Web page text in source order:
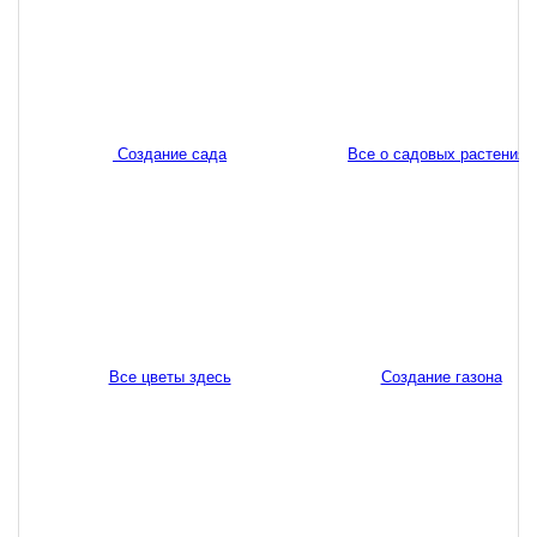
Создание сада Все о садовых растениях
Все цветы здесь Создание газона